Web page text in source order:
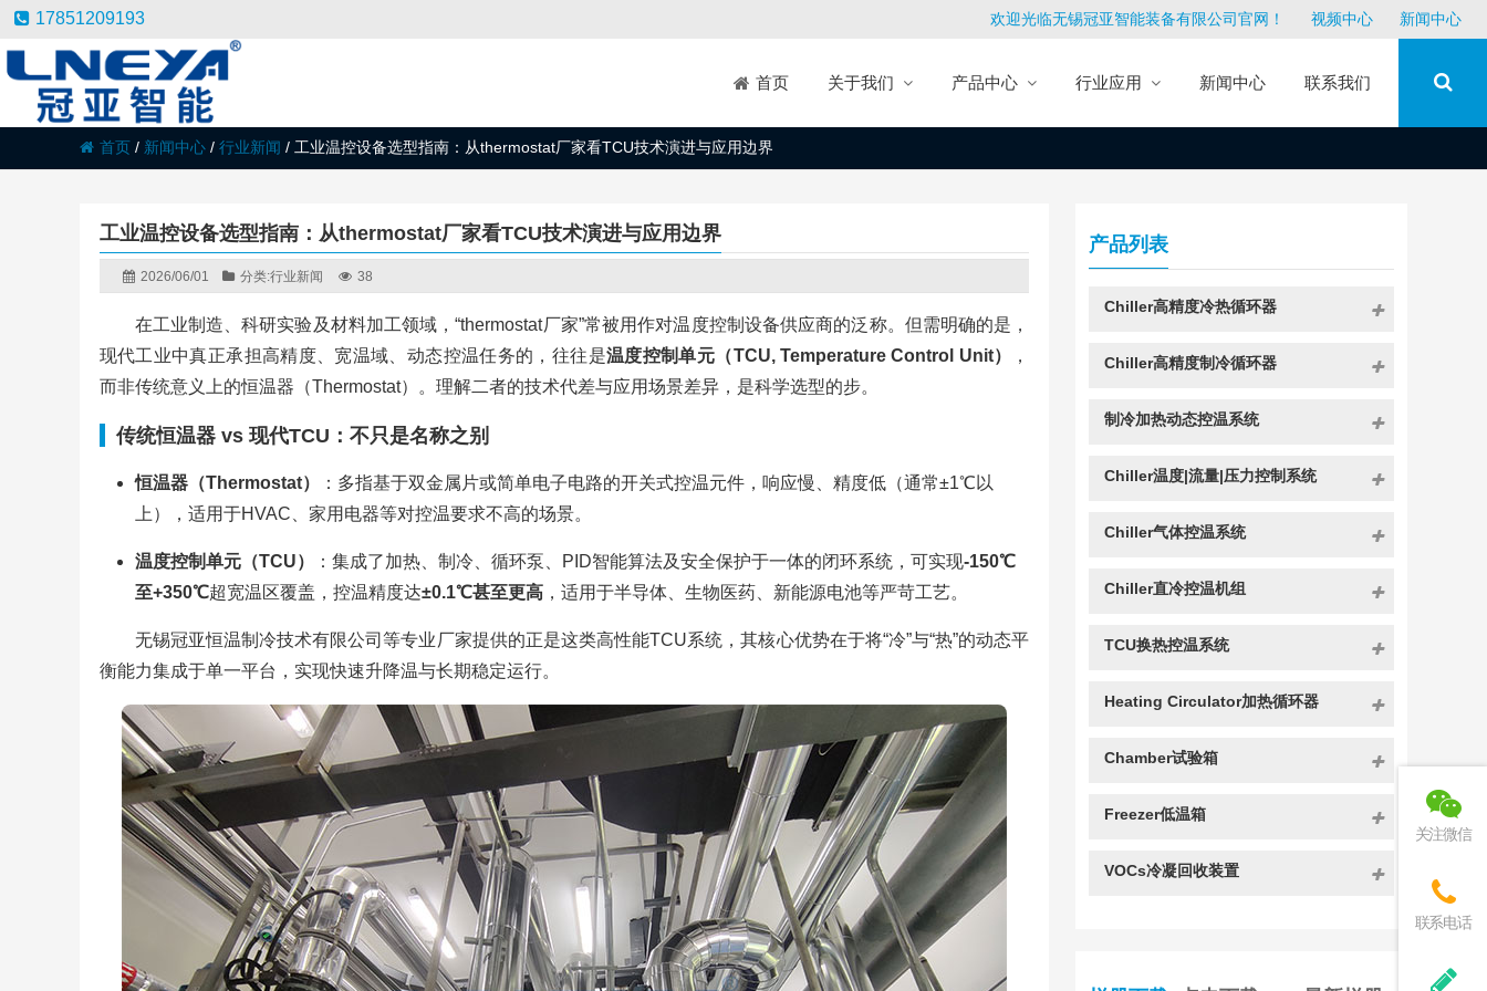
17851209193 欢迎光临无锡冠亚智能装备有限公司官网！ 视频中心 新闻中心
首页 关于我们 产品中心 行业应用 新闻中心 联系我们
首页 / 新闻中心 / 行业新闻 / 工业温控设备选型指南：从thermostat厂家看TCU技术演进与应用边界
工业温控设备选型指南：从thermostat厂家看TCU技术演进与应用边界
2026/06/01 分类:行业新闻 38
在工业制造、科研实验及材料加工领域，“thermostat厂家”常被用作对温度控制设备供应商的泛称。但需明确的是，
现代工业中真正承担高精度、宽温域、动态控温任务的，往往是温度控制单元（TCU, Temperature Control Unit）
，
而非传统意义上的恒温器（Thermostat）。理解二者的技术代差与应用场景差异，是科学选型的步。
传统恒温器 vs 现代TCU：不只是名称之别
恒温器（Thermostat）
：多指基于双金属片或简单电子电路的开关式控温元件，响应慢、精度低（通常±1℃以
上），适用于HVAC、家用电器等对控温要求不高的场景。
温度控制单元（TCU） ：集成了加热、制冷、循环泵、PID智能算法及安全保护于一体的闭环系统，可实现-150℃
至+350℃超宽温区覆盖，控温精度达±0.1℃甚至更高，适用于半导体、生物医药、新能源电池等严苛工艺。
无锡冠亚恒温制冷技术有限公司等专业厂家提供的正是这类高性能TCU系统，其核心优势在于将“冷”与“热”的动态平
衡能力集成于单一平台，实现快速升降温与长期稳定运行。
产品列表
Chiller高精度冷热循环器
Chiller高精度制冷循环器
制冷加热动态控温系统
Chiller温度|流量|压力控制系统
Chiller气体控温系统
Chiller直冷控温机组
TCU换热控温系统
Heating Circulator加热循环器
Chamber试验箱
Freezer低温箱
VOCs冷凝回收装置
关注微信
联系电话